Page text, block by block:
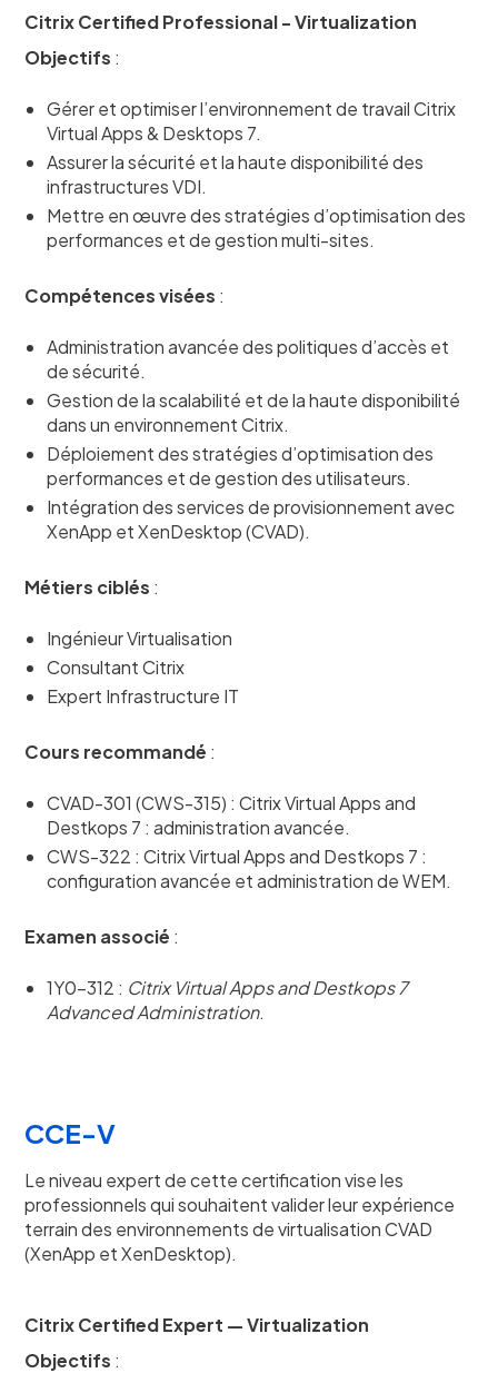
Citrix Certified Professional - Virtualization
Objectifs :
Gérer et optimiser l’environnement de travail Citrix
Virtual Apps & Desktops 7.
Assurer la sécurité et la haute disponibilité des
infrastructures VDI.
Mettre en œuvre des stratégies d’optimisation des
performances et de gestion multi-sites.
Compétences visées :
Administration avancée des politiques d’accès et
de sécurité.
Gestion de la scalabilité et de la haute disponibilité
dans un environnement Citrix.
Déploiement des stratégies d’optimisation des
performances et de gestion des utilisateurs.
Intégration des services de provisionnement avec
XenApp et XenDesktop (CVAD).
Métiers ciblés :
Ingénieur Virtualisation
Consultant Citrix
Expert Infrastructure IT
Cours recommandé :
CVAD-301 (CWS-315) : Citrix Virtual Apps and
Destkops 7 : administration avancée.
CWS-322 : Citrix Virtual Apps and Destkops 7 :
configuration avancée et administration de WEM.
Examen associé :
1Y0-312 : Citrix Virtual Apps and Destkops 7
Advanced Administration.
CCE-V
Le niveau expert de cette certification vise les
professionnels qui souhaitent valider leur expérience
terrain des environnements de virtualisation CVAD
(XenApp et XenDesktop).
Citrix Certified Expert — Virtualization
Objectifs :